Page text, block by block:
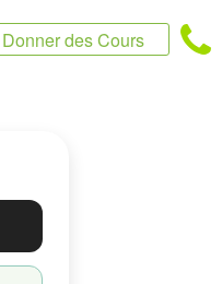
Donner des Cours